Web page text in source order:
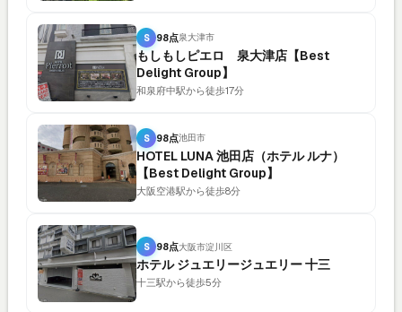
S 98点泉大津市
もしもしピエロ 泉大津店【Best
Delight Group】
和泉府中駅から徒歩17分
S 98点池田市
HOTEL LUNA 池田店（ホテル ルナ）
【Best Delight Group】
大阪空港駅から徒歩8分
S 98点大阪市淀川区
ホテル ジュエリージュエリー 十三
十三駅から徒歩5分